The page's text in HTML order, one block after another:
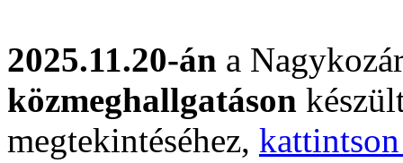
2025.11.20-án a
közmeghallgatáson
megtekintéséhez,